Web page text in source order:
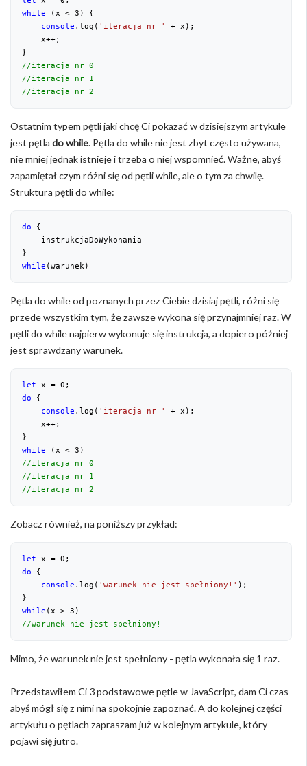
while (x < 3 ) {
console .log( 'iteracja nr '
+ x);
    x++;
//iteracja nr 0
//iteracja nr 1
//iteracja nr 2
Ostatnim typem pętli jaki chcę Ci pokazać w dzisiejszym artykule
jest pętla do while. Pętla do while nie jest zbyt często używana,
nie mniej jednak istnieje i trzeba o niej wspomnieć. Ważne, abyś
zapamiętał czym różni się od pętli while, ale o tym za chwilę.
Struktura pętli do while:
do {
    instrukcjaDoWykonania
while (warunek)
Pętla do while od poznanych przez Ciebie dzisiaj pętli, różni się
przede wszystkim tym, że zawsze wykona się przynajmniej raz. W
pętli do while najpierw wykonuje się instrukcja, a dopiero później
jest sprawdzany warunek.
let x = 0
do {
console .log( 'iteracja nr '
+ x);
    x++;
while (x < 3
//iteracja nr 0
//iteracja nr 1
//iteracja nr 2
Zobacz również, na poniższy przykład:
let x = 0
do {
console .log( 'warunek nie jest spełniony!' );
while (x > 3
//warunek nie jest spełniony!
Mimo, że warunek nie jest spełniony - pętla wykonała się 1 raz.
Przedstawiłem Ci 3 podstawowe pętle w JavaScript, dam Ci czas
abyś mógł się z nimi na spokojnie zapoznać. A do kolejnej części
artykułu o pętlach zapraszam już w kolejnym artykule, który
pojawi się jutro.